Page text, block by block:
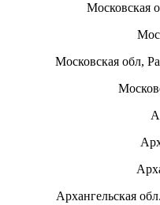
Московская
Московская обл,
Архангельская